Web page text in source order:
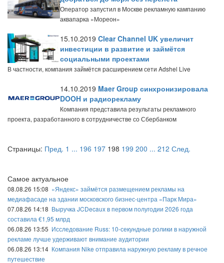
Оператор запустил в Москве рекламную кампанию
аквапарка «Мореон»
15.10.2019 Clear Channel UK увеличит
инвестиции в развитие и займётся
социальными проектами
В частности, компания займётся расширением сети Adshel Live
14.10.2019 Maer Group синхронизировала
DOOH и радиорекламу
Компания представила результаты рекламного
проекта, разработанного в сотрудничестве со Сбербанком
Страницы: Пред. 1 ... 196 197 198 199 200 ... 212 След.
Самое актуальное
08.08.26 15:08 «Яндекс» займётся размещением рекламы на
медиафасаде на здании московского бизнес-центра «Парк Мира»
07.08.26 14:18 Выручка JCDecaux в первом полугодии 2026 года
составила €1,95 млрд
06.08.26 13:55 Исследование Russ: 10-секундные ролики в наружной
рекламе лучше удерживают внимание аудитории
06.08.26 13:14 Компания Nike отправила наружную рекламу в речное
путешествие